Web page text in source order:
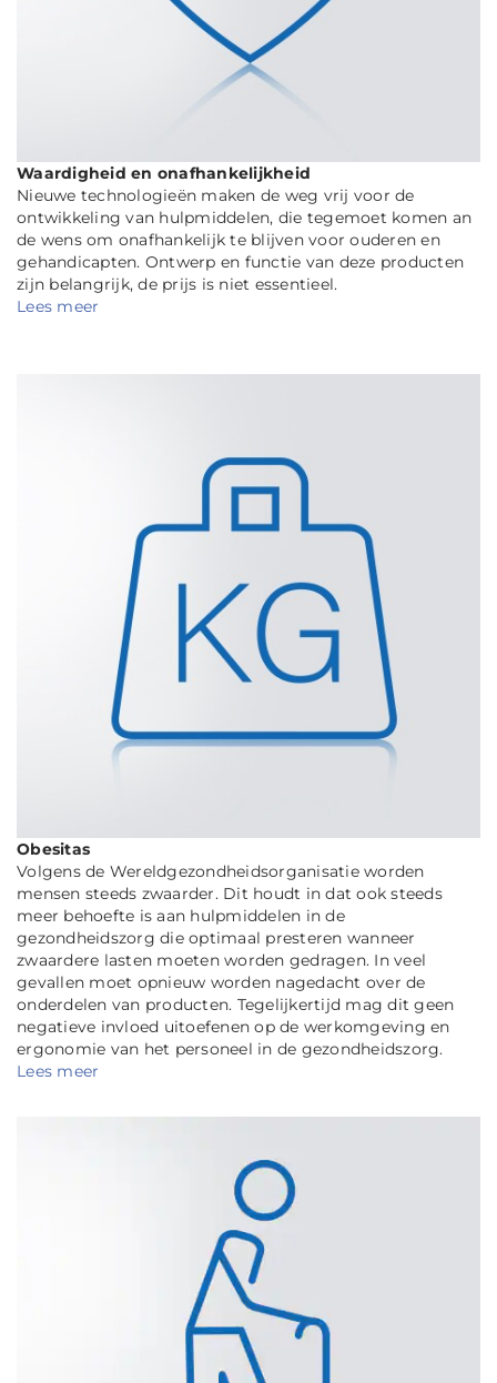
Waardigheid en onafhankelijkheid
Nieuwe technologieën maken de weg vrij voor de
ontwikkeling van hulpmiddelen, die tegemoet komen an
de wens om onafhankelijk te blijven voor ouderen en
gehandicapten. Ontwerp en functie van deze producten
zijn belangrijk, de prijs is niet essentieel.
Lees meer
Obesitas
Volgens de Wereldgezondheidsorganisatie worden
mensen steeds zwaarder. Dit houdt in dat ook steeds
meer behoefte is aan hulpmiddelen in de
gezondheidszorg die optimaal presteren wanneer
zwaardere lasten moeten worden gedragen. In veel
gevallen moet opnieuw worden nagedacht over de
onderdelen van producten. Tegelijkertijd mag dit geen
negatieve invloed uitoefenen op de werkomgeving en
ergonomie van het personeel in de gezondheidszorg.
Lees meer